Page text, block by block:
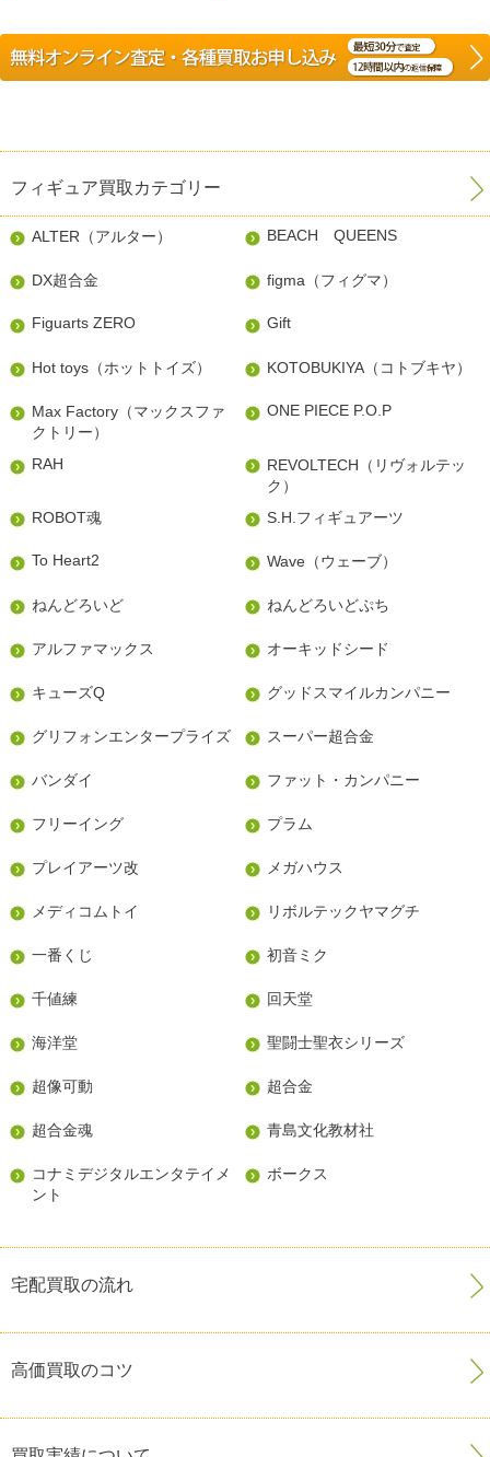
フィギュア買取カテゴリー
ALTER（アルター） BEACH QUEENS
DX超合金 figma（フィグマ）
Figuarts ZERO Gift
Hot toys（ホットトイズ） KOTOBUKIYA（コトブキヤ）
Max Factory（マックスファ
クトリー）
ONE PIECE P.O.P
RAH
REVOLTECH（リヴォルテッ
ク）
ROBOT魂
S.H.フィギュアーツ
To Heart2 Wave（ウェーブ）
ねんどろいど ねんどろいどぷち
アルファマックス オーキッドシード
キューズQ グッドスマイルカンパニー
グリフォンエンタープライズ スーパー超合金
バンダイ ファット・カンパニー
フリーイング プラム
プレイアーツ改 メガハウス
メディコムトイ リボルテックヤマグチ
一番くじ 初音ミク
千値練 回天堂
海洋堂 聖闘士聖衣シリーズ
超像可動 超合金
超合金魂 青島文化教材社
コナミデジタルエンタテイメ
ント
ボークス
宅配買取の流れ
高価買取のコツ